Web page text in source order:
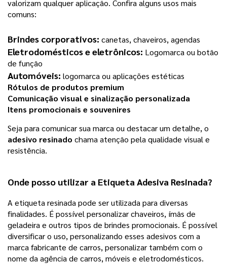
valorizam qualquer aplicação. Confira alguns usos mais
comuns:
Brindes corporativos: canetas, chaveiros, agendas
Eletrodomésticos e eletrônicos: Logomarca ou botão
de função
Automóveis: logomarca ou aplicações estéticas
Rótulos de produtos premium
Comunicação visual e sinalização personalizada
Itens promocionais e souvenires
Seja para comunicar sua marca ou destacar um detalhe, o
adesivo resinado chama atenção pela qualidade visual e
resistência.
Onde posso utilizar a Etiqueta Adesiva Resinada?
A etiqueta resinada pode ser utilizada para diversas
finalidades. É possível personalizar chaveiros, ímãs de
geladeira e outros tipos de brindes promocionais. É possível
diversificar o uso, personalizando esses adesivos com a
marca fabricante de carros, personalizar também com o
nome da agência de carros, móveis e eletrodomésticos.